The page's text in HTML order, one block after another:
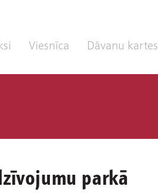
Viesnīca Dāvanu kartes
parkā